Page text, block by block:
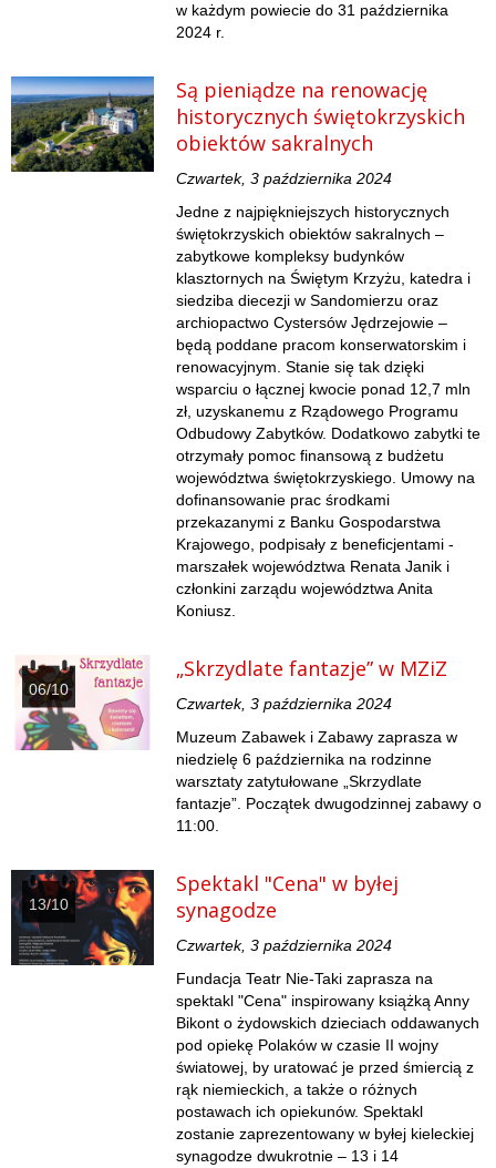
w każdym powiecie do 31 października
2024 r.
Są pieniądze na renowację
historycznych świętokrzyskich
obiektów sakralnych
Czwartek, 3 października 2024
Jedne z najpiękniejszych historycznych
świętokrzyskich obiektów sakralnych –
zabytkowe kompleksy budynków
klasztornych na Świętym Krzyżu, katedra i
siedziba diecezji w Sandomierzu oraz
archiopactwo Cystersów Jędrzejowie –
będą poddane pracom konserwatorskim i
renowacyjnym. Stanie się tak dzięki
wsparciu o łącznej kwocie ponad 12,7 mln
zł, uzyskanemu z Rządowego Programu
Odbudowy Zabytków. Dodatkowo zabytki te
otrzymały pomoc finansową z budżetu
województwa świętokrzyskiego. Umowy na
dofinansowanie prac środkami
przekazanymi z Banku Gospodarstwa
Krajowego, podpisały z beneficjentami -
marszałek województwa Renata Janik i
członkini zarządu województwa Anita
Koniusz.
06/10
„Skrzydlate fantazje” w MZiZ
Czwartek, 3 października 2024
Muzeum Zabawek i Zabawy zaprasza w
niedzielę 6 października na rodzinne
warsztaty zatytułowane „Skrzydlate
fantazje”. Początek dwugodzinnej zabawy o
11:00.
13/10
Spektakl "Cena" w byłej
synagodze
Czwartek, 3 października 2024
Fundacja Teatr Nie-Taki zaprasza na
spektakl "Cena" inspirowany książką Anny
Bikont o żydowskich dzieciach oddawanych
pod opiekę Polaków w czasie II wojny
światowej, by uratować je przed śmiercią z
rąk niemieckich, a także o różnych
postawach ich opiekunów. Spektakl
zostanie zaprezentowany w byłej kieleckiej
synagodze dwukrotnie – 13 i 14